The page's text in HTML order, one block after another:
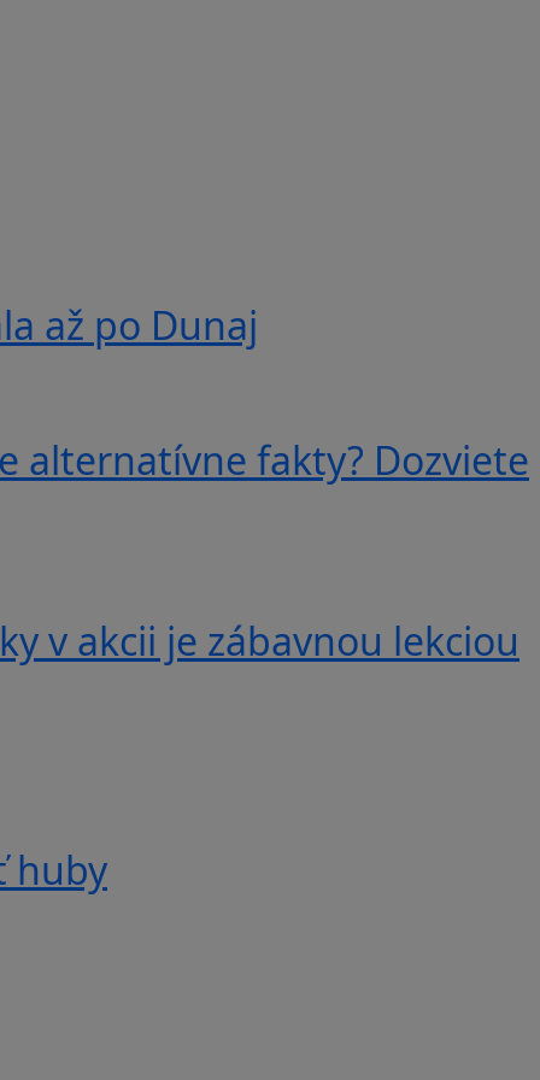
až po Dunaj
alternatívne fakty? Dozviete
v akcii je zábavnou lekciou
huby